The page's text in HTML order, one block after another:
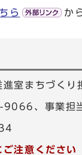
ら か
室まちづくり
、事業担
注意ください